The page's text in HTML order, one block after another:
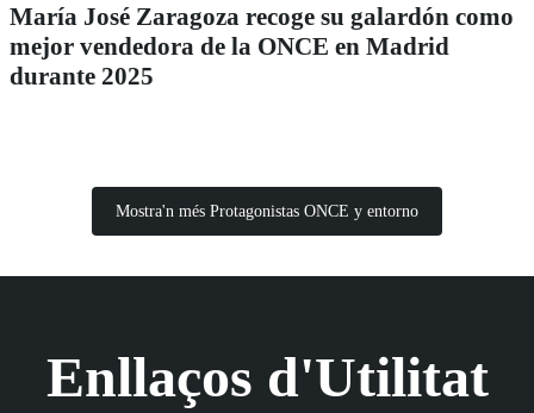
María José Zaragoza recoge su galardón como
mejor vendedora de la ONCE en Madrid
durante 2025
Mostra'n més Protagonistas ONCE y entorno
Enllaços d'Utilitat